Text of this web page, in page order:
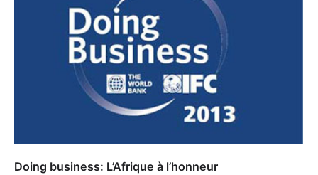
Doing business: L’Afrique à l’honneur